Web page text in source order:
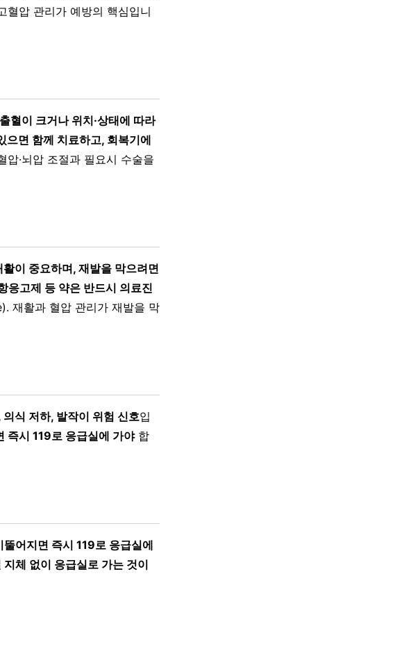
혈압 관리가 예방의 핵심입니
혈이 크거나 위치·상태에 따라
으면 함께 치료하고, 회복기에
압·뇌압 조절과 필요시 수술을
이 중요하며, 재발을 막으려면
응고제 등 약은 반드시 의료진
재활과 혈압 관리가 재발을 막
의식 저하, 발작이 위험 신호입
즉시 119로 응급실에 가야합
어지면 즉시 119로 응급실에
지체 없이 응급실로 가는 것이